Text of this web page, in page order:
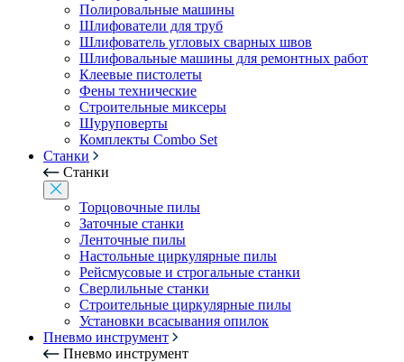
Полировальные машины
Шлифователи для труб
Шлифователь угловых сварных швов
Шлифовальные машины для ремонтных работ
Клеевые пистолеты
Фены технические
Строительные миксеры
Шуруповерты
Комплекты Combo Set
Станки
Станки
Торцовочные пилы
Заточные станки
Ленточные пилы
Настольные циркулярные пилы
Рейсмусовые и строгальные станки
Сверлильные станки
Строительные циркулярные пилы
Установки всасывания опилок
Пневмо инструмент
Пневмо инструмент